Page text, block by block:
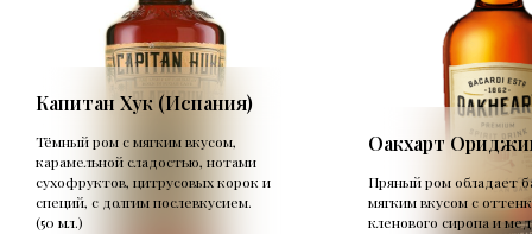
Капитан Хук (Испания)
Тёмный ром с мягким вкусом,
карамельной сладостью, нотами
сухофруктов, цитрусовых корок и
специй, с долгим послевкусием.
(50 мл.)
Оакхарт
Пряный ром обладает
мягким вкусом с
кленового сиропа и